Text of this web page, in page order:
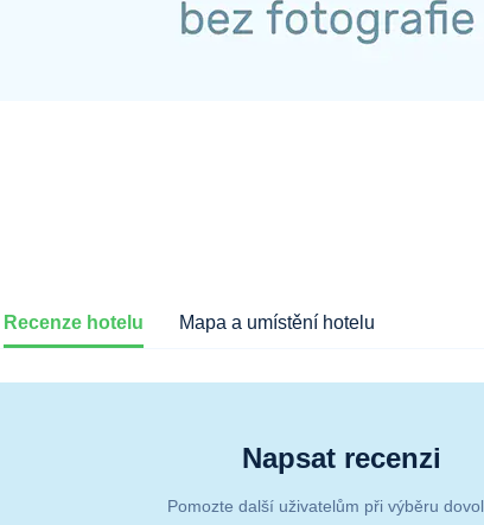
Recenze hotelu Mapa a umístění hotelu
Napsat recenzi
Pomozte další uživatelům při výběru